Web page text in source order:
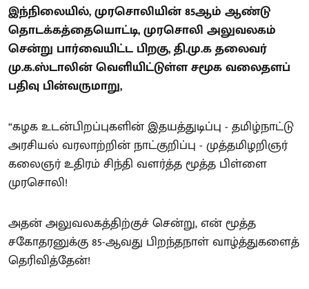
இந்நிலையில், முரசொலியின் 85ஆம் ஆண்டு
தொடக்கத்தையொட்டி, முரசொலி அலுவலகம்
சென்று பார்வையிட்ட பிறகு, தி.மு.க தலைவர்
மு.க.ஸ்டாலின் வெளியிட்டுள்ள சமூக வலைதளப்
பதிவு பின்வருமாறு,
“கழக உடன்பிறப்புகளின் இதயத்துடிப்பு - தமிழ்நாட்டு
அரசியல் வரலாற்றின் நாட்குறிப்பு - முத்தமிழறிஞர்
கலைஞர் உதிரம் சிந்தி வளர்த்த மூத்த பிள்ளை
முரசொலி!
அதன் அலுவலகத்திற்குச் சென்று, என் மூத்த
சகோதரனுக்கு 85-ஆவது பிறந்தநாள் வாழ்த்துகளைத்
தெரிவித்தேன்!